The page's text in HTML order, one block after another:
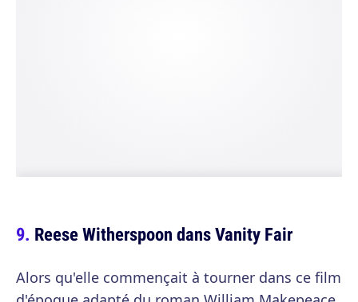
Reese Witherspoon dans Vanity Fair
Alors qu'elle commençait à tourner dans ce film